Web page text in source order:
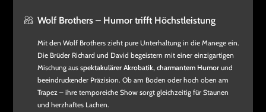
Wolf Brothers – Humor trifft Höchstleistung
Mit den Wolf Brothers zieht pure Unterhaltung in die Manege ein.
Die Brüder Richard und David begeistern mit einer einzigartigen
Mischung aus spektakulärer Akrobatik, charmantem Humor und
beeindruckender Präzision. Ob am Boden oder hoch oben am
Trapez – ihre temporeiche Show sorgt gleichzeitig für Staunen
und herzhaftes Lachen.